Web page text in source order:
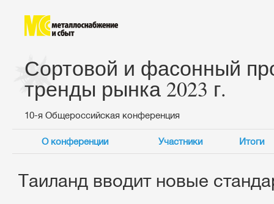
Сортовой и фасонный
тренды рынка 2023 г.
10-я Общероссийская конференция
О конференции Участники Итоги
Таиланд вводит новые